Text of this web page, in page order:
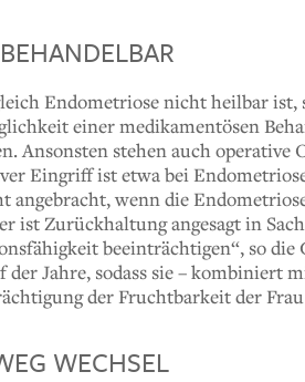
Endometriose nicht heilbar
einer medikamentösen
Ansonsten stehen auch
Eingriff ist etwa bei
angebracht, wenn die
ist Zurückhaltung angesagt in
beeinträchtigen“, so
der Jahre, sodass sie – kombiniert
der Fruchtbarkeit der
WECHSEL